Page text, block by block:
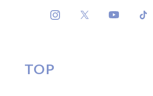
TOP
PRODUCTS